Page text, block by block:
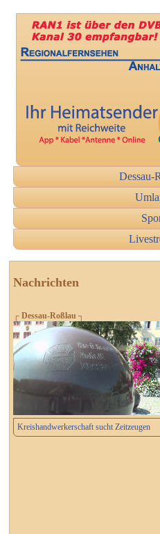
Dessau-
Nachrichten
┌ Dessau-Roßlau ┐
Kreishandwerkerschaft sucht Zeitzeugen